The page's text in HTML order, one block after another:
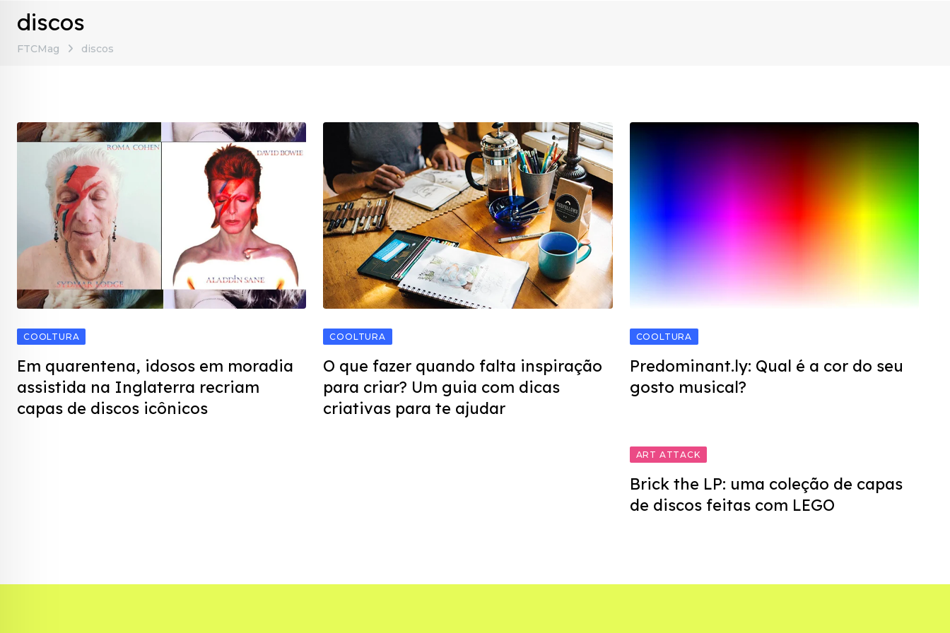
discos
FTCMag discos
COOLTURA
Em quarentena, idosos em moradia
assistida na Inglaterra recriam
capas de discos icônicos
COOLTURA
O que fazer quando falta inspiração
para criar? Um guia com dicas
criativas para te ajudar
COOLTURA
Predominant.ly: Qual é a cor do seu
gosto musical?
ART ATTACK
Brick the LP: uma coleção de capas
de discos feitas com LEGO